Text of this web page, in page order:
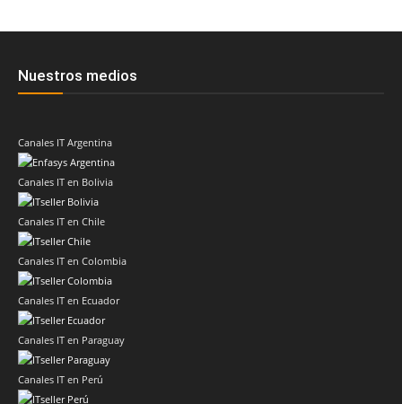
Nuestros medios
Canales IT Argentina
Canales IT en Bolivia
Canales IT en Chile
Canales IT en Colombia
Canales IT en Ecuador
Canales IT en Paraguay
Canales IT en Perú